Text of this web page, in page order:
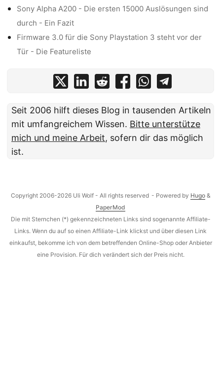
Sony Alpha A200 - Die ersten 15000 Auslösungen sind
durch - Ein Fazit
Firmware 3.0 für die Sony Playstation 3 steht vor der
Tür - Die Featureliste
Seit 2006 hilft dieses Blog in tausenden Artikeln
mit umfangreichem Wissen. Bitte unterstütze
mich und meine Arbeit, sofern dir das möglich
ist.
Copyright 2006-2026 Uli Wolf - All rights reserved - Powered by Hugo &
PaperMod
Die mit Sternchen (*) gekennzeichneten Links sind sogenannte Affiliate-
Links. Wenn du auf so einen Affiliate-Link klickst und über diesen Link
einkaufst, bekomme ich von dem betreffenden Online-Shop oder Anbieter
eine Provision. Für dich verändert sich der Preis nicht.